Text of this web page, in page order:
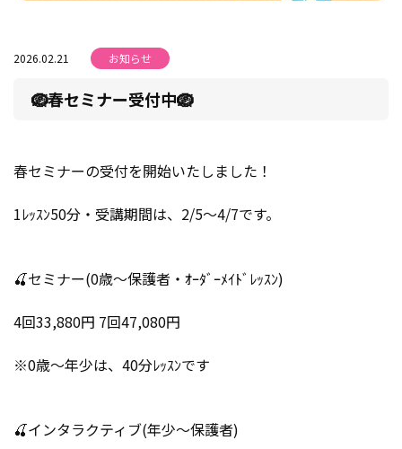
2026.02.21 お知らせ
🪺春セミナー受付中🪺
春セミナーの受付を開始いたしました！
1ﾚｯｽﾝ50分・受講期間は、2/5～4/7です。
🍒セミナー(0歳～保護者・ｵｰﾀﾞｰﾒｲﾄﾞﾚｯｽﾝ)
4回33,880円 7回47,080円
※0歳～年少は、40分ﾚｯｽﾝです
🍒インタラクティブ(年少～保護者)